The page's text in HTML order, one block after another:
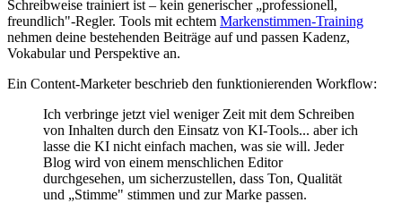
Schreibweise trainiert ist – kein generischer „professionell,
freundlich"-Regler. Tools mit echtem Markenstimmen-Training
nehmen deine bestehenden Beiträge auf und passen Kadenz,
Vokabular und Perspektive an.
Ein Content-Marketer beschrieb den funktionierenden Workflow:
Ich verbringe jetzt viel weniger Zeit mit dem Schreiben
von Inhalten durch den Einsatz von KI-Tools... aber ich
lasse die KI nicht einfach machen, was sie will. Jeder
Blog wird von einem menschlichen Editor
durchgesehen, um sicherzustellen, dass Ton, Qualität
und „Stimme" stimmen und zur Marke passen.